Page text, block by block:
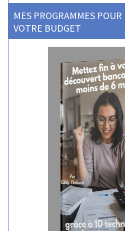
MES PROGRAMMES
VOTRE BUDGET